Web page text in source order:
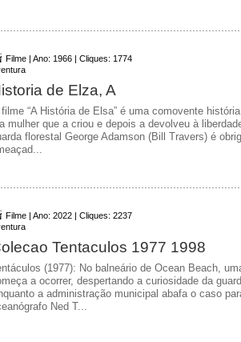
Filme | Ano: 1966 | Cliques: 1774
de Elza, A
“A História de Elsa” é uma comovente
mulher que a criou e depois a devolveu à
florestal George Adamson (Bill Travers) é
Filme | Ano: 2022 | Cliques: 2237
Tentaculos 1977 1998
(1977): No balneário de Ocean Beach,
a ocorrer, despertando a curiosidade da
a administração municipal abafa o caso
Ned T...